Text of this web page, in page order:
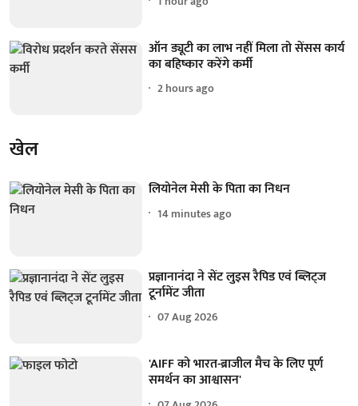
ऑन ड्यूटी का लाभ नहीं मिला तो सेंसस कार्य
का बहिष्कार करेंगे कर्मी
2 hours ago
खेल
लियोनेल मेसी के पिता का निधन
14 minutes ago
प्रज्ञानानंदा ने सेंट लुइस रैपिड एवं ब्लिट्ज
टूर्नामेंट जीता
07 Aug 2026
'AIFF को भारत-ब्राजील मैच के लिए पूर्ण
समर्थन का आश्वासन'